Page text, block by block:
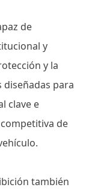
de
y
y la
para
clave e
de
también